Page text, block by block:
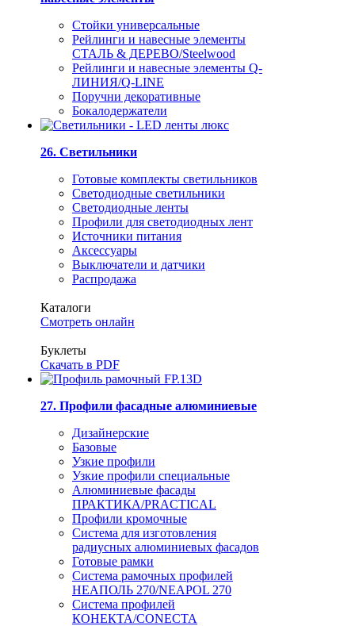
Стойки универсальные
Рейлинги и навесные элементы
СТАЛЬ & ДЕРЕВО/Steelwood
Рейлинги и навесные элементы Q-
ЛИНИЯ/Q-LINE
Поручни декоративные
Бокалодержатели
26. Светильники
Готовые комплекты светильников
Светодиодные светильники
Светодиодные ленты
Профили для светодиодных лент
Источники питания
Аксессуары
Выключатели и датчики
Распродажа
Каталоги
Смотреть онлайн
Буклеты
Скачать в PDF
27. Профили фасадные алюминиевые
Дизайнерские
Базовые
Узкие профили
Узкие профили специальные
Алюминиевые фасады
ПРАКТИКА/PRACTICAL
Профили кромочные
Система для изготовления
радиусных алюминиевых фасадов
Готовые рамки
Система рамочных профилей
НЕАПОЛЬ 270/NEAPOL 270
Система профилей
КОНЕКТА/CONECTA